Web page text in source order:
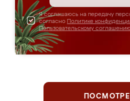
Я соглашаюсь на передачу
согласно Политике
Пользовательскому